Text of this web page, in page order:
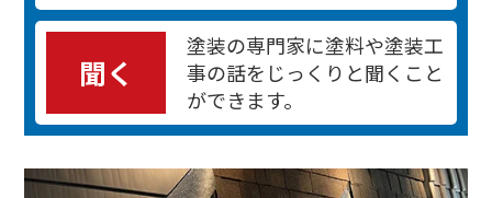
聞く
塗装の専門家に塗料や塗装工
事の話をじっくりと聞くこと
ができます。